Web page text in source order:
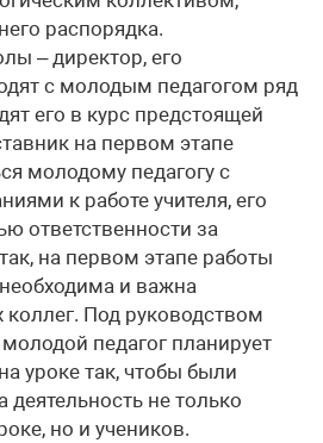
распорядка.
– директор, его
с молодым педагогом ряд
его в курс предстоящей
на первом этапе
молодому педагогу с
к работе учителя, его
ответственности за
на первом этапе работы
и важна
Под руководством
педагог планирует
уроке так, чтобы были
не только
но и учеников.